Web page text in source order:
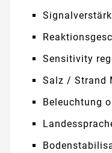
Sensitivity
Salz / Strand
Beleuchtung